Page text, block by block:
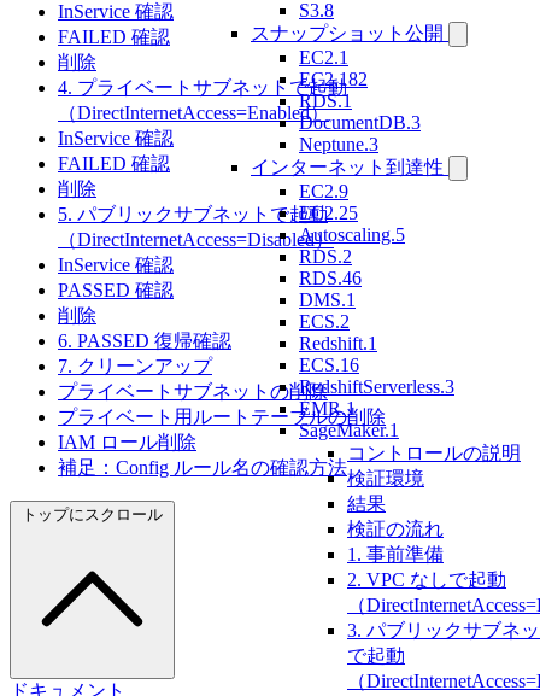
S3.8
スナップショット公開
EC2.1
EC2.182
RDS.1
DocumentDB.3
Neptune.3
インターネット到達性
EC2.9
EC2.25
Autoscaling.5
RDS.2
RDS.46
DMS.1
ECS.2
Redshift.1
ECS.16
RedshiftServerless.3
EMR.1
SageMaker.1
コントロールの説明
検証環境
結果
検証の流れ
1. 事前準備
2. VPC なしで起動
（
3. パブリックサブネ
で起動
（
InService 確認
FAILED 確認
削除
4. プライベートサブネットで起動
（DirectInternetAccess=Enabled）
InService 確認
FAILED 確認
削除
5. パブリックサブネットで起動
（DirectInternetAccess=Disabled）
InService 確認
PASSED 確認
削除
6. PASSED 復帰確認
7. クリーンアップ
プライベートサブネットの削除
プライベート用ルートテーブルの削除
IAM ロール削除
補足：Config ルール名の確認方法
トップにスクロール
ドキュメント